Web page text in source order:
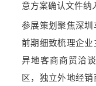
意方案确认文件纳
参展策划聚焦深
前期细致梳理企
异地客商商贸洽
区，独立外地经